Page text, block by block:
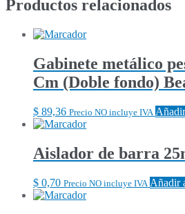
Productos relacionados
Gabinete metálico
Cm (Doble fondo)
$ 89,36 Precio NO incluye IVA
Aislador de barra
$ 0,70 Precio NO incluye IVA Añadir